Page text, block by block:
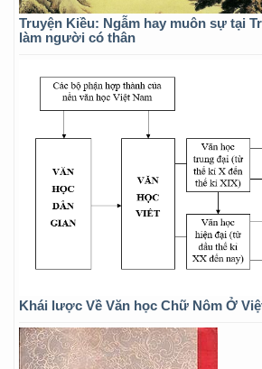
Truyện Kiều: Ngẫm hay muôn sự tại
làm người có thân
Khái lược Về Văn học Chữ Nôm Ở